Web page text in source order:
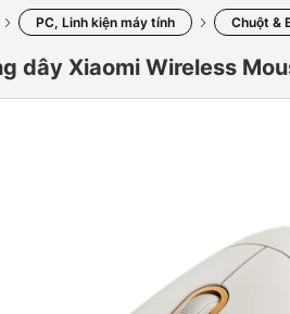
PC, Linh kiện máy tính Chuột &
dây Xiaomi Wireless